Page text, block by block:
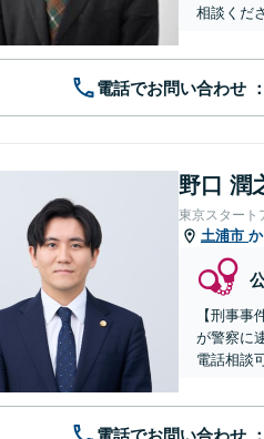
相談くだ
電話でお問い合わせ
野口 潤
東京スタート
土浦市
【刑事
が警察に
電話相談
電話でお問い合わせ